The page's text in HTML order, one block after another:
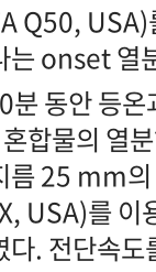
Q50,
는 onset 열
분 동안 등
합물의 열
름 25 mm
USA)를
다. 전단속